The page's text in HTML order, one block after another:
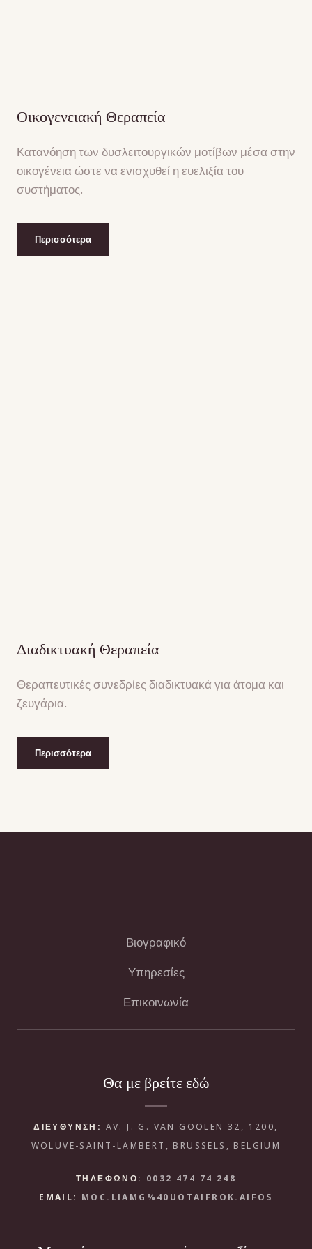
Οικογενειακή Θεραπεία
Κατανόηση των δυσλειτουργικών μοτίβων μέσα στην
οικογένεια ώστε να ενισχυθεί η ευελιξία του
συστήματος.
Περισσότερα
Διαδικτυακή Θεραπεία
Θεραπευτικές συνεδρίες διαδικτυακά για άτομα και
ζευγάρια.
Περισσότερα
Βιογραφικό
Υπηρεσίες
Επικοινωνία
Θα με βρείτε εδώ
ΔΙΕΥΘΥΝΣΗ: AV. J. G. VAN GOOLEN 32, 1200,
WOLUVE-SAINT-LAMBERT, BRUSSELS, BELGIUM
ΤΗΛΕΦΩΝΟ: 0032 474 74 248
EMAIL: MOC.LIAMG%40UOTAIFROK.AIFOS